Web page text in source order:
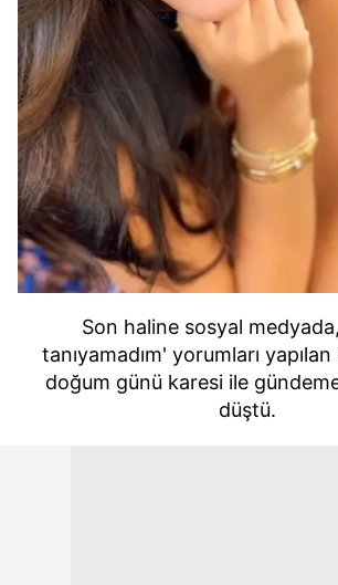
Son haline sosyal
tanıyamadım' yorumları
doğum günü karesi ile
düştü.